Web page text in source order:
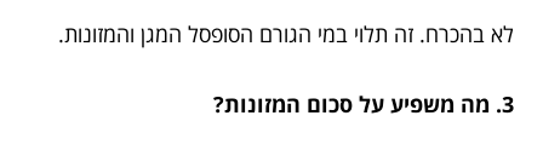
לא בהכרח. זה תלוי במי הגורם הסופסל המגן והמזונות.
3. מה משפיע על סכום המזונות?